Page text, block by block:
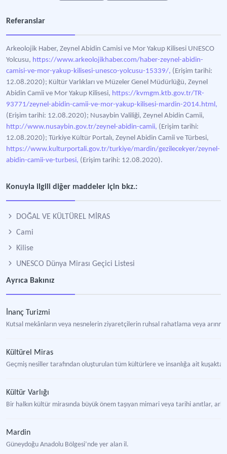
Referanslar
Arkeolojik Haber, Zeynel Abidin Camisi ve Mor Yakup Kilisesi UNESCO
Yolcusu, https://www.arkeolojikhaber.com/haber-zeynel-abidin-
camisi-ve-mor-yakup-kilisesi-unesco-yolcusu-15339/, (Erişim tarihi:
12.08.2020); Kültür Varlıkları ve Müzeler Genel Müdürlüğü, Zeynel
Abidin Camii ve Mor Yakup Kilisesi, https://kvmgm.ktb.gov.tr/TR-
93771/zeynel-abidin-camii-ve-mor-yakup-kilisesi-mardin-2014.html,
(Erişim tarihi: 12.08.2020); Nusaybin Valiliği, Zeynel Abidin Camii,
http://www.nusaybin.gov.tr/zeynel-abidin-camii, (Erişim tarihi:
12.08.2020); Türkiye Kültür Portalı, Zeynel Abidin Camii ve Türbesi,
https://www.kulturportali.gov.tr/turkiye/mardin/gezilecekyer/zeynel-
abidin-camii-ve-turbesi, (Erişim tarihi: 12.08.2020).
Konuyla ilgili diğer maddeler için bkz.:
DOĞAL VE KÜLTÜREL MİRAS
Cami
Kilise
UNESCO Dünya Mirası Geçici Listesi
Ayrıca Bakınız
İnanç Turizmi
Kutsal mekânların veya nesnelerin ziyaretçilerin ruhsal rahatlama veya
Kültürel Miras
Geçmiş nesiller tarafından oluşturulan tüm kültürlere ve insanlığa ait
Kültür Varlığı
Bir halkın kültür mirasında büyük önem taşıyan mimari veya tarihi anıtlar,
Mardin
Güneydoğu Anadolu Bölgesi’nde yer alan il.